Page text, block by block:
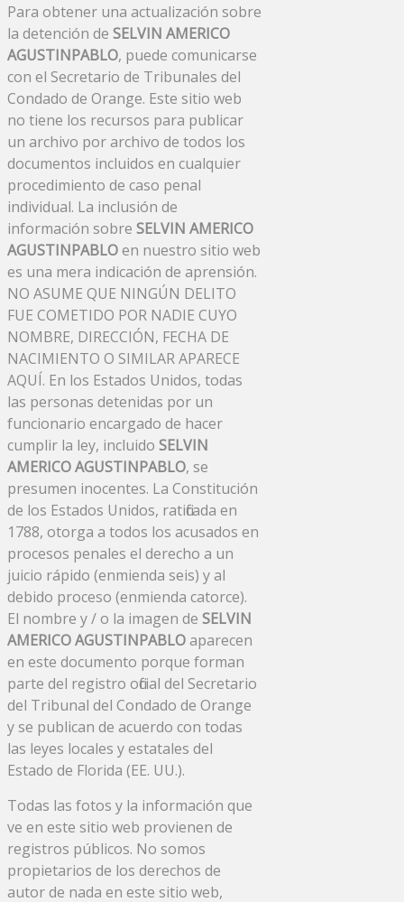
Para obtener una actualización sobre
la detención de SELVIN AMERICO
AGUSTINPABLO, puede comunicarse
con el Secretario de Tribunales del
Condado de Orange. Este sitio web
no tiene los recursos para publicar
un archivo por archivo de todos los
documentos incluidos en cualquier
procedimiento de caso penal
individual. La inclusión de
información sobre SELVIN AMERICO
AGUSTINPABLOen nuestro sitio web
es una mera indicación de aprensión.
NO ASUME QUE NINGÚN DELITO
FUE COMETIDO POR NADIE CUYO
NOMBRE, DIRECCIÓN, FECHA DE
NACIMIENTO O SIMILAR APARECE
AQUÍ. En los Estados Unidos, todas
las personas detenidas por un
funcionario encargado de hacer
cumplir la ley, incluido SELVIN
AMERICO AGUSTINPABLO, se
presumen inocentes. La Constitución
de los Estados Unidos, ratificada en
1788, otorga a todos los acusados ​​en
procesos penales el derecho a un
juicio rápido (enmienda seis) y al
debido proceso (enmienda catorce).
El nombre y / o la imagen de SELVIN
AMERICO AGUSTINPABLOaparecen
en este documento porque forman
parte del registro oficial del Secretario
del Tribunal del Condado de Orange
y se publican de acuerdo con todas
las leyes locales y estatales del
Estado de Florida (EE. UU.).
Todas las fotos y la información que
ve en este sitio web provienen de
registros públicos. No somos
propietarios de los derechos de
autor de nada en este sitio web,